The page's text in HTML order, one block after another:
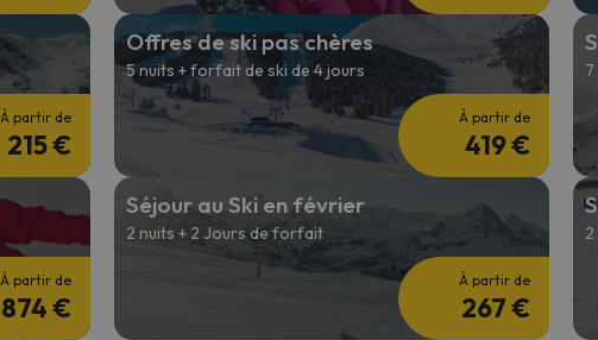
À partir de
215 €
Offres de ski pas chères
5 nuits + forfait de ski de 4 jours
À partir de
419 €
À partir de
874 €
Séjour au Ski en février
2 nuits + 2 Jours de forfait
À partir de
267 €